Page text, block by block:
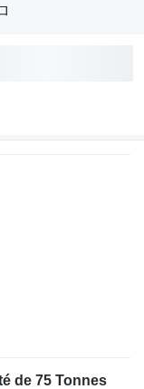
de 75 Tonnes